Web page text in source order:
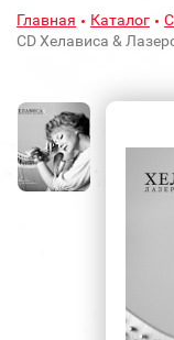
Главная Каталог
CD Хелависа &